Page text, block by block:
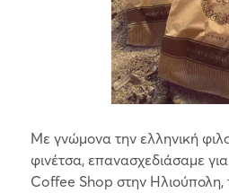
Με γνώμονα την ελληνική
φινέτσα, επανασχεδιάσαμε
Coffee Shop στην Ηλιούπολη,